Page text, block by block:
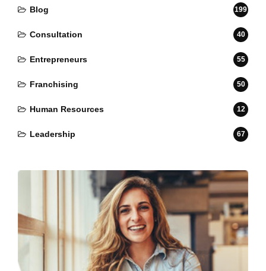
Blog 199
Consultation 40
Entrepreneurs 55
Franchising 50
Human Resources 12
Leadership 67